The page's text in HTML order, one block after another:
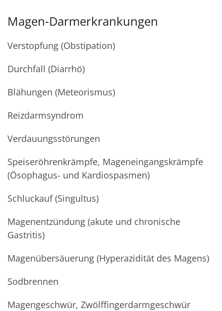
Magen-Darmerkrankungen
Verstopfung (Obstipation)
Durchfall (Diarrhö)
Blähungen (Meteorismus)
Reizdarmsyndrom
Verdauungsstörungen
Speiseröhrenkrämpfe, Mageneingangskrämpfe
(Ösophagus- und Kardiospasmen)
Schluckauf (Singultus)
Magenentzündung (akute und chronische
Gastritis)
Magenübersäuerung (Hyperazidität des Magens)
Sodbrennen
Magengeschwür, Zwölffingerdarmgeschwür